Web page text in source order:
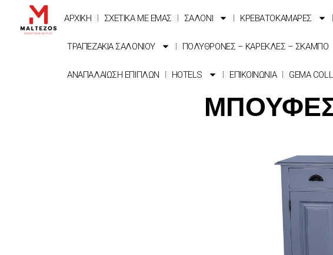
ΑΡΧΙΚΗ ΣΧΕΤΙΚΑ ΜΕ ΕΜΑΣ ΣΑΛΟΝΙ ΚΡΕΒΑΤΟΚΑΜΑΡΕΣ
ΤΡΑΠΕΖΑΚΙΑ ΣΑΛΟΝΙΟΥ ΠΟΛΥΘΡΟΝΕΣ – ΚΑΡΕΚΛΕΣ – ΣΚΑΜΠΟ
ΑΝΑΠΑΛΑΙΩΣΗ ΕΠΙΠΛΩΝ HOTELS ΕΠΙΚΟΙΝΩΝΙΑ GEMA
ΜΠΟΥΦΕΣ